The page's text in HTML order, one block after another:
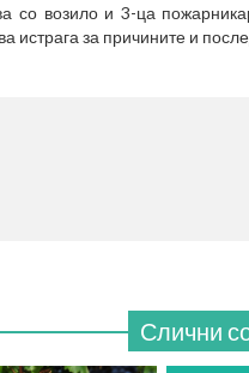
со возило и 3-ца
истрага за причините и
Слични